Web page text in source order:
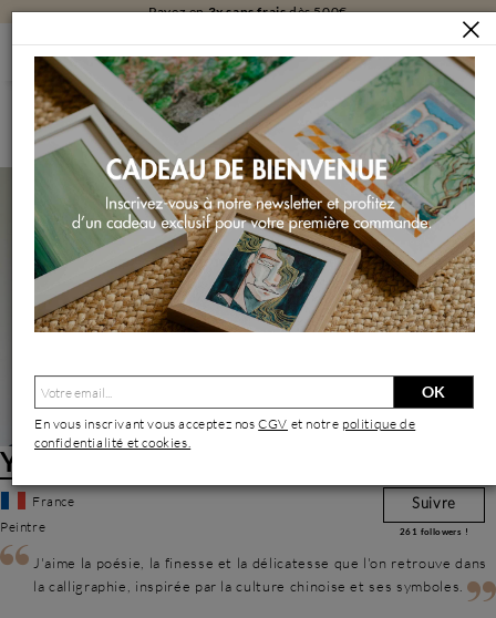
Payez en3x sans fraisdès 500€
ARTISTES YU HUAN HUAN YU HUAN HUAN ANGERS
Yu Huan Huan | Artiste Contemporain : Oeuvres & Biographie
Yu Huan Huan
France
Peintre
Suivre
261 followers !
J'aime la poésie, la finesse et la délicatesse que l'on retrouve dans
la calligraphie, inspirée par la culture chinoise et ses symboles.
OK
En vous inscrivant vous acceptez nosCGV et notre politique de
confidentialité et cookies.